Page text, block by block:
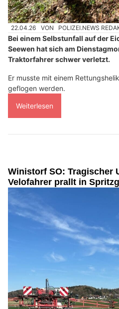
22.04.26 VON POLIZEI.NEWS
Bei einem Selbstunfall auf der
Seewen hat sich am
Traktorfahrer schwer verletzt.
Er musste mit einem
geflogen werden.
Weiterlesen
Winistorf SO: Tragischer
Velofahrer prallt in